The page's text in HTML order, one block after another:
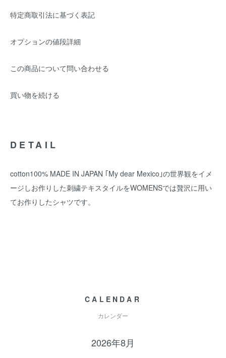
特定商取引法に基づく表記
オプションの値段詳細
この商品について問い合わせる
買い物を続ける
DETAIL
cotton100% MADE IN JAPAN ｢My dear Mexico｣の世界観をイメ
ージしお作りした刺繍テキスタイルをWOMENSでは贅沢に用い
てお作りしたシャツです。
CALENDAR
カレンダー
2026年8月